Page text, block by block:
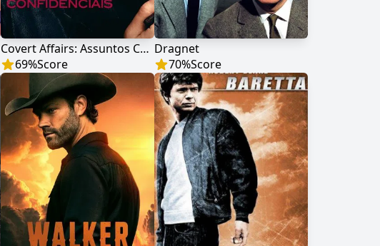
Covert Affairs: Assuntos Confidenciais
69%Score
Dragnet
70%Score